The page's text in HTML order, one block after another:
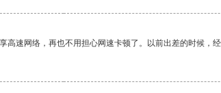
速网络，再也不用担心网速卡顿了。以前出差的时候，